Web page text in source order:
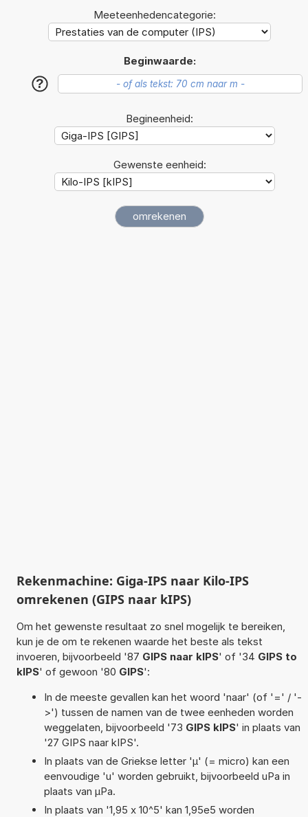
Meeteenhedencategorie:
Beginwaarde:
?
Begineenheid:
Gewenste eenheid:
Rekenmachine: Giga-IPS naar Kilo-IPS
omrekenen (GIPS naar kIPS)
Om het gewenste resultaat zo snel mogelijk te bereiken,
kun je de om te rekenen waarde het beste als tekst
invoeren, bijvoorbeeld '87 GIPS naar kIPS' of '34 GIPS to
kIPS' of gewoon '80 GIPS':
In de meeste gevallen kan het woord 'naar' (of '=' / '-
>') tussen de namen van de twee eenheden worden
weggelaten, bijvoorbeeld '73 GIPS kIPS' in plaats van
'27 GIPS naar kIPS'.
In plaats van de Griekse letter 'µ' (= micro) kan een
eenvoudige 'u' worden gebruikt, bijvoorbeeld uPa in
plaats van µPa.
In plaats van '1,95 x 10^5' kan 1,95e5 worden